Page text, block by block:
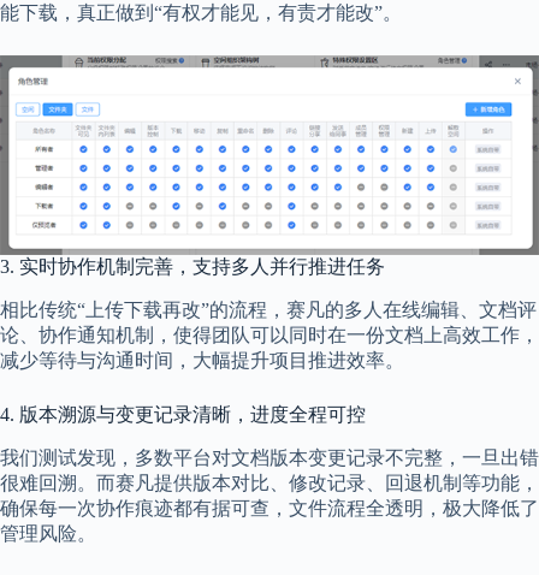
能下载，真正做到“有权才能见，有责才能改”。
3. 实时协作机制完善，支持多人并行推进任务
相比传统“上传下载再改”的流程，赛凡的多人在线编辑、文档评
论、协作通知机制，使得团队可以同时在一份文档上高效工作，
减少等待与沟通时间，大幅提升项目推进效率。
4. 版本溯源与变更记录清晰，进度全程可控
我们测试发现，多数平台对文档版本变更记录不完整，一旦出错
很难回溯。而赛凡提供版本对比、修改记录、回退机制等功能，
确保每一次协作痕迹都有据可查，文件流程全透明，极大降低了
管理风险。